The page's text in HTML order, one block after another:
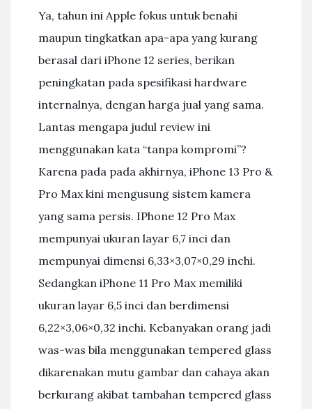
Ya, tahun ini Apple fokus untuk benahi
maupun tingkatkan apa-apa yang kurang
berasal dari iPhone 12 series, berikan
peningkatan pada spesifikasi hardware
internalnya, dengan harga jual yang sama.
Lantas mengapa judul review ini
menggunakan kata “tanpa kompromi”?
Karena pada pada akhirnya, iPhone 13 Pro &
Pro Max kini mengusung sistem kamera
yang sama persis. IPhone 12 Pro Max
mempunyai ukuran layar 6,7 inci dan
mempunyai dimensi 6,33×3,07×0,29 inchi.
Sedangkan iPhone 11 Pro Max memiliki
ukuran layar 6,5 inci dan berdimensi
6,22×3,06×0,32 inchi. Kebanyakan orang jadi
was-was bila menggunakan tempered glass
dikarenakan mutu gambar dan cahaya akan
berkurang akibat tambahan tempered glass